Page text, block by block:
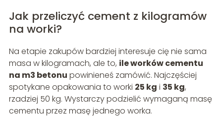
Jak przeliczyć cement z kilogramów
na worki?
Na etapie zakupów bardziej interesuje cię nie sama
masa w kilogramach, ale to, ile worków cementu
na m3 betonu powinieneś zamówić. Najczęściej
spotykane opakowania to worki 25 kg i 35 kg,
rzadziej 50 kg. Wystarczy podzielić wymaganą masę
cementu przez masę jednego worka.